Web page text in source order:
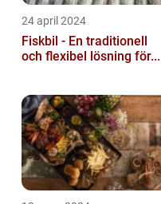
24 april 2024
Fiskbil - En traditionell
och flexibel lösning för...